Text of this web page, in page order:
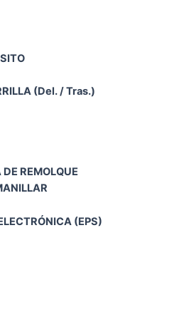
(Del. / Tras.)
REMOLQUE
(EPS)